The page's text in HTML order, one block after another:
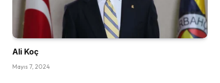
Ali Koç
Mayıs 7, 2024